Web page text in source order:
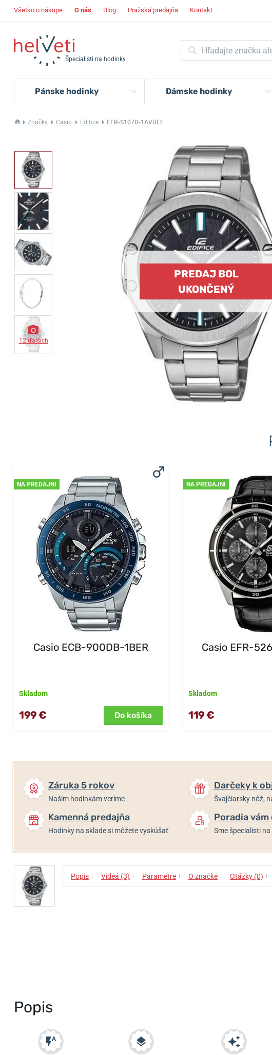
Všetko o nákupe O nás Blog Pražská predajňa Kontakt
Špecialisti na hodinky
Pánske hodinky Dámske hodinky
Značky Casio Edifice EFR-S107D-1AVUEF
PREDAJ BOL
UKONČENÝ
12 ďalších
NA PREDAJNI
Casio ECB-900DB-1BER
Skladom
199 € Do košíka
NA PREDAJNI
Casio EFR-
Skladom
119 €
Záruka 5 rokov
Našim hodinkám veríme
Darčeky k
Švajčiarsky nôž,
Kamenná predajňa
Hodinky na sklade si môžete vyskúšať
Poradia
Sme špecialisti
Popis ↓ Videá (3) ↓ Parametre ↓ O značke ↓ Otázky (0) ↓
Popis